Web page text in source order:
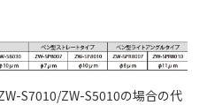
S7010/ZW-S5010の場合の代